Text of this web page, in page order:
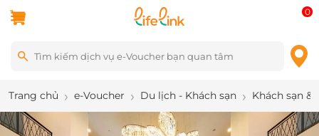
0
Trang chủ e-Voucher Du lịch - Khách sạn Khách sạn &